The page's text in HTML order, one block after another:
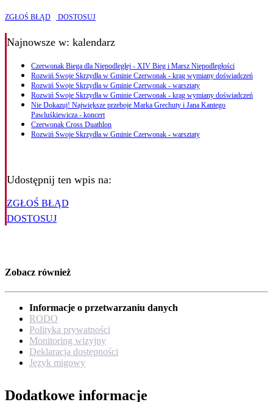
ZGŁOŚ BŁĄD DOSTOSUJ
Najnowsze w: kalendarz
Czerwonak Biega dla Niepodległej - XIV Bieg i Marsz Niepodległości
Rozwiń Swoje Skrzydła w Gminie Czerwonak - krąg wymiany doświadczeń
Rozwiń Swoje Skrzydła w Gminie Czerwonak - warsztaty
Rozwiń Swoje Skrzydła w Gminie Czerwonak - krąg wymiany doświadczeń
Nie Dokazuj! Największe przeboje Marka Grechuty i Jana Kantego
Pawluśkiewicza - koncert
Czerwonak Cross Duathlon
Rozwiń Swoje Skrzydła w Gminie Czerwonak - warsztaty
Udostępnij ten wpis na:
ZGŁOŚ BŁĄD
DOSTOSUJ
Zobacz również
Informacje o przetwarzaniu danych
RODO
Polityka prywatności
Monitoring wizyjny
Deklaracja dostępności
Język migowy
Dodatkowe informacje